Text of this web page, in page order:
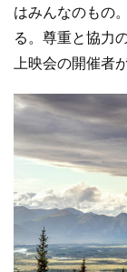
はみんなのもの
る。尊重と協力
上映会の開催者